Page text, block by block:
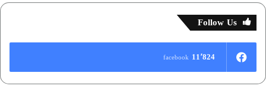
Follow Us
11٬824 facebook